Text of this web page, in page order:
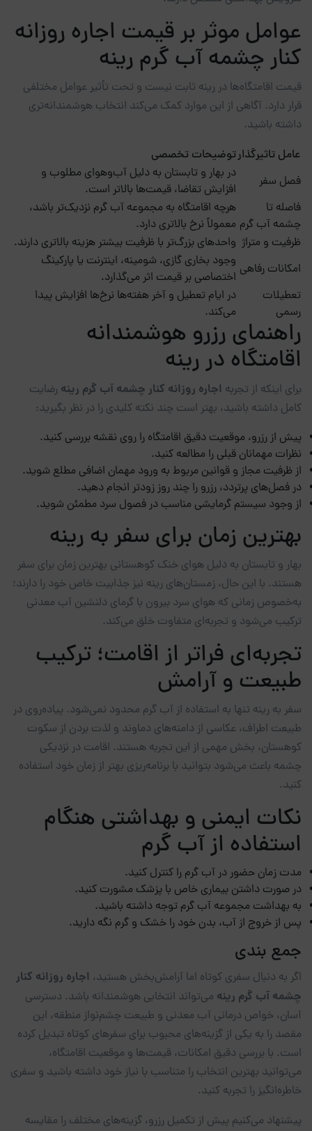
عوامل موثر بر قیمت اجاره روزانه
کنار چشمه آب گرم رینه
قیمت اقامتگاه‌ها در رینه ثابت نیست و تحت تأثیر عوامل مختلفی
قرار دارد. آگاهی از این موارد کمک می‌کند انتخاب هوشمندانه‌تری
داشته باشید.
عامل تاثیرگذارتوضیحات تخصصی
فصل سفر
در بهار و تابستان به دلیل آب‌وهوای مطلوب و
افزایش تقاضا، قیمت‌ها بالاتر است.
فاصله تا
چشمه آب گرم
هرچه اقامتگاه به مجموعه آب گرم نزدیک‌تر باشد،
معمولاً نرخ بالاتری دارد.
ظرفیت و متراژ واحدهای بزرگ‌تر با ظرفیت بیشتر هزینه بالاتری دارند.
امکانات رفاهی وجود بخاری گازی، شومینه، اینترنت یا پارکینگ
اختصاصی بر قیمت اثر می‌گذارد.
تعطیلات
رسمی
در ایام تعطیل و آخر هفته‌ها نرخ‌ها افزایش پیدا
می‌کند.
راهنمای رزرو هوشمندانه
اقامتگاه در رینه
برای اینکه از تجربه اجاره روزانه کنار چشمه آب گرم رینه رضایت
کامل داشته باشید، بهتر است چند نکته کلیدی را در نظر بگیرید:
پیش از رزرو، موقعیت دقیق اقامتگاه را روی نقشه بررسی کنید.
نظرات مهمانان قبلی را مطالعه کنید.
از ظرفیت مجاز و قوانین مربوط به ورود مهمان اضافی مطلع شوید.
در فصل‌های پرتردد، رزرو را چند روز زودتر انجام دهید.
از وجود سیستم گرمایشی مناسب در فصول سرد مطمئن شوید.
بهترین زمان برای سفر به رینه
بهار و تابستان به دلیل هوای خنک کوهستانی بهترین زمان برای سفر
هستند. با این حال، زمستان‌های رینه نیز جذابیت خاص خود را دارند؛
به‌خصوص زمانی که هوای سرد بیرون با گرمای دلنشین آب معدنی
ترکیب می‌شود و تجربه‌ای متفاوت خلق می‌کند.
تجربه‌ای فراتر از اقامت؛ ترکیب
طبیعت و آرامش
سفر به رینه تنها به استفاده از آب گرم محدود نمی‌شود. پیاده‌روی در
طبیعت اطراف، عکاسی از دامنه‌های دماوند و لذت بردن از سکوت
کوهستان، بخش مهمی از این تجربه هستند. اقامت در نزدیکی
چشمه باعث می‌شود بتوانید با برنامه‌ریزی بهتر از زمان خود استفاده
کنید.
نکات ایمنی و بهداشتی هنگام
استفاده از آب گرم
مدت زمان حضور در آب گرم را کنترل کنید.
در صورت داشتن بیماری خاص با پزشک مشورت کنید.
به بهداشت مجموعه آب گرم توجه داشته باشید.
پس از خروج از آب، بدن خود را خشک و گرم نگه دارید.
جمع بندی
اگر به دنبال سفری کوتاه اما آرامش‌بخش هستید، اجاره روزانه کنار
چشمه آب گرم رینه می‌تواند انتخابی هوشمندانه باشد. دسترسی
آسان، خواص درمانی آب معدنی و طبیعت چشم‌نواز منطقه، این
مقصد را به یکی از گزینه‌های محبوب برای سفرهای کوتاه تبدیل کرده
است. با بررسی دقیق امکانات، قیمت‌ها و موقعیت اقامتگاه،
می‌توانید بهترین انتخاب را متناسب با نیاز خود داشته باشید و سفری
خاطره‌انگیز را تجربه کنید.
پیشنهاد می‌کنیم پیش از تکمیل رزرو، گزینه‌های مختلف را مقایسه